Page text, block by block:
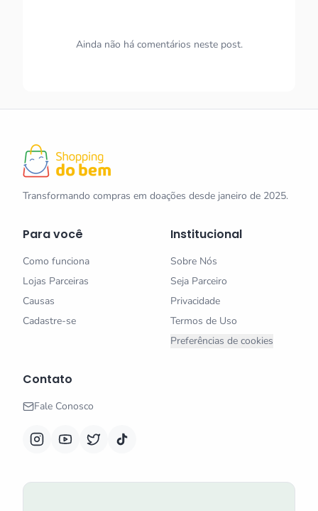
Ainda não há comentários neste post.
Transformando compras em doações desde janeiro de 2025.
Para você
Como funciona
Lojas Parceiras
Causas
Cadastre-se
Institucional
Sobre Nós
Seja Parceiro
Privacidade
Termos de Uso
Preferências de cookies
Contato
Fale Conosco